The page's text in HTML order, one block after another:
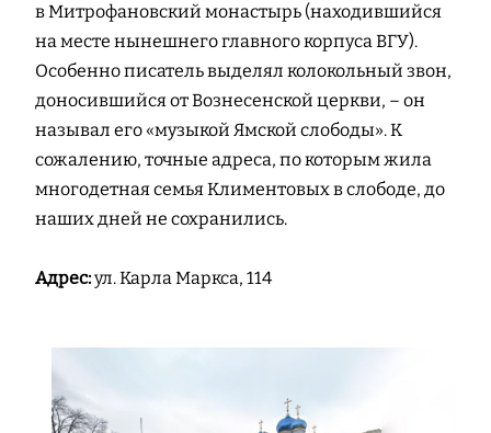
в Митрофановский монастырь (находившийся
на месте нынешнего главного корпуса ВГУ).
Особенно писатель выделял колокольный звон,
доносившийся от Вознесенской церкви, – он
называл его «музыкой Ямской слободы». К
сожалению, точные адреса, по которым жила
многодетная семья Климентовых в слободе, до
наших дней не сохранились.
Адрес:ул. Карла Маркса, 114